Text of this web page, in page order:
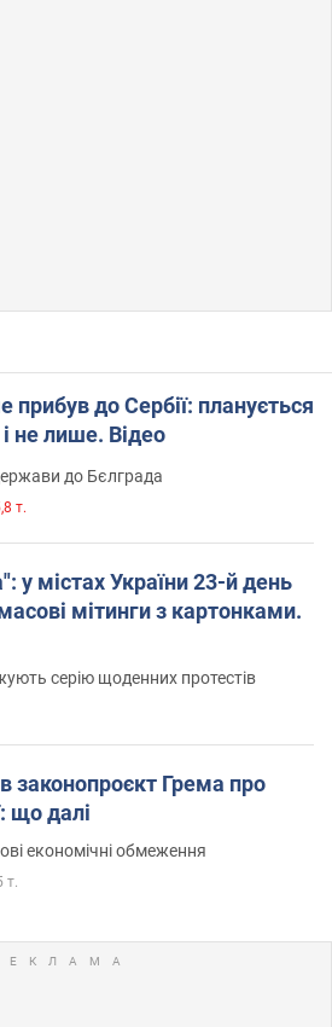
до Сербії: планується
не лише. Відео
до Бєлграда
т.
у містах України 23-й день
мітинги з картонками.
серію щоденних протестів
законопроєкт Грема про
що далі
економічні обмеження
т.